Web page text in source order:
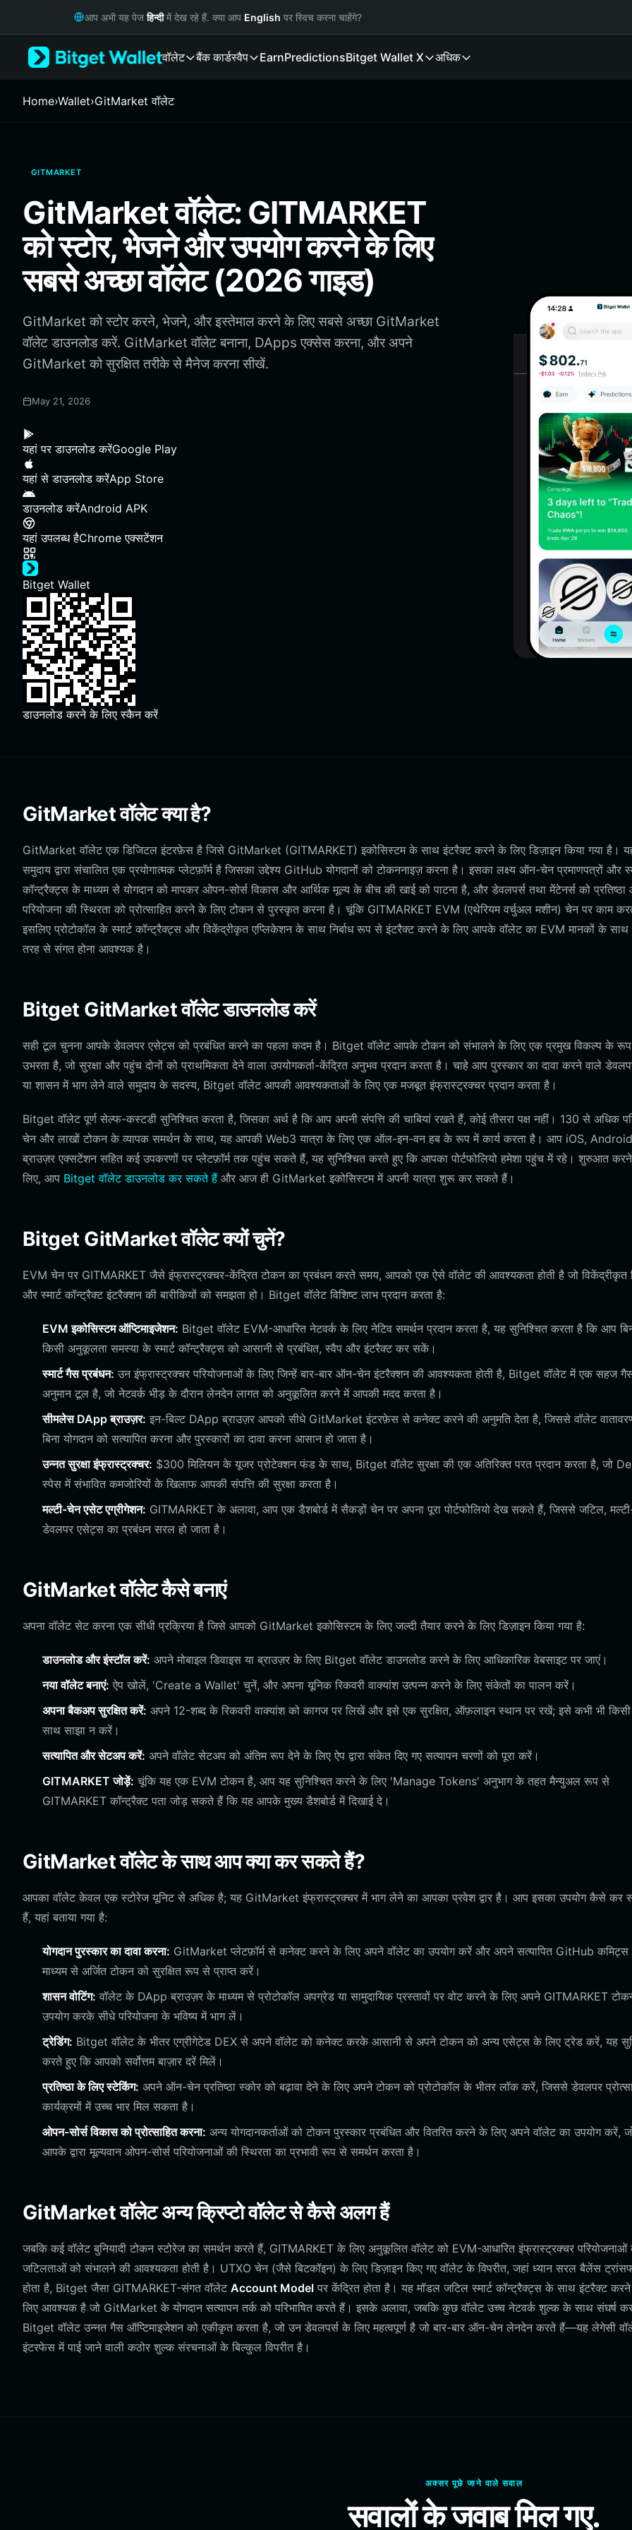
Русский
Italiano
繁體中文
Bahasa Indonesia
ภาษาไทย
Español
Português (Brasil)
Español (Argentina)
आप अभी यह पेजहिन्दीमें देख रहे हैं. क्या आप English पर स्विच करना चाहेंगे?
वॉलेट बैंक कार्डस्वैप EarnPredictionsBitget Wallet X अधिक
Home›Wallet›GitMarket वॉलेट
GITMARKET
GitMarket वॉलेट: GITMARKET
को स्टोर, भेजने और उपयोग करने के लिए
सबसे अच्छा वॉलेट (2026 गाइड)
GitMarket को स्टोर करने, भेजने, और इस्तेमाल करने के लिए सबसे अच्छा GitMarket
वॉलेट डाउनलोड करें. GitMarket वॉलेट बनाना, DApps एक्सेस करना, और अपने
GitMarket को सुरक्षित तरीके से मैनेज करना सीखें.
May 21, 2026
यहां पर डाउनलोड करेंGoogle Play
यहां से डाउनलोड करेंApp Store
डाउनलोड करेंAndroid APK
यहां उपलब्ध हैChrome एक्सटेंशन
Bitget Wallet
डाउनलोड करने के लिए स्कैन करें
GitMarket वॉलेट क्या है?
GitMarket वॉलेट एक डिजिटल इंटरफ़ेस है जिसे GitMarket (GITMARKET) इकोसिस्टम के साथ इंटरैक्ट करने के लिए डिज़ाइन किया गया है।
समुदाय द्वारा संचालित एक प्रयोगात्मक प्लेटफ़ॉर्म है जिसका उद्देश्य GitHub योगदानों को टोकननाइज़ करना है। इसका लक्ष्य ऑन-चेन प्रमाणपत्रों और
कॉन्ट्रैक्ट्स के माध्यम से योगदान को मापकर ओपन-सोर्स विकास और आर्थिक मूल्य के बीच की खाई को पाटना है, और डेवलपर्स तथा मेंटेनर्स को
परियोजना की स्थिरता को प्रोत्साहित करने के लिए टोकन से पुरस्कृत करना है। चूंकि GITMARKET EVM (एथेरियम वर्चुअल मशीन) चेन पर काम
इसलिए प्रोटोकॉल के स्मार्ट कॉन्ट्रैक्ट्स और विकेंद्रीकृत एप्लिकेशन के साथ निर्बाध रूप से इंटरैक्ट करने के लिए आपके वॉलेट का EVM मानकों के साथ
तरह से संगत होना आवश्यक है।
Bitget GitMarket वॉलेट डाउनलोड करें
सही टूल चुनना आपके डेवलपर एसेट्स को प्रबंधित करने का पहला कदम है। Bitget वॉलेट आपके टोकन को संभालने के लिए एक प्रमुख विकल्प के
उभरता है, जो सुरक्षा और पहुंच दोनों को प्राथमिकता देने वाला उपयोगकर्ता-केंद्रित अनुभव प्रदान करता है। चाहे आप पुरस्कार का दावा करने वाले
या शासन में भाग लेने वाले समुदाय के सदस्य, Bitget वॉलेट आपकी आवश्यकताओं के लिए एक मजबूत इंफ्रास्ट्रक्चर प्रदान करता है।
Bitget वॉलेट पूर्ण सेल्फ-कस्टडी सुनिश्चित करता है, जिसका अर्थ है कि आप अपनी संपत्ति की चाबियां रखते हैं, कोई तीसरा पक्ष नहीं। 130 से अधिक
चेन और लाखों टोकन के व्यापक समर्थन के साथ, यह आपकी Web3 यात्रा के लिए एक ऑल-इन-वन हब के रूप में कार्य करता है। आप iOS,
ब्राउज़र एक्सटेंशन सहित कई उपकरणों पर प्लेटफ़ॉर्म तक पहुंच सकते हैं, यह सुनिश्चित करते हुए कि आपका पोर्टफोलियो हमेशा पहुंच में रहे। शुरुआत
लिए, आप Bitget वॉलेट डाउनलोड कर सकते हैंऔर आज ही GitMarket इकोसिस्टम में अपनी यात्रा शुरू कर सकते हैं।
Bitget GitMarket वॉलेट क्यों चुनें?
EVM चेन पर GITMARKET जैसे इंफ्रास्ट्रक्चर-केंद्रित टोकन का प्रबंधन करते समय, आपको एक ऐसे वॉलेट की आवश्यकता होती है जो विकेंद्रीकृत
और स्मार्ट कॉन्ट्रैक्ट इंटरैक्शन की बारीकियों को समझता हो। Bitget वॉलेट विशिष्ट लाभ प्रदान करता है:
EVM इकोसिस्टम ऑप्टिमाइजेशन: Bitget वॉलेट EVM-आधारित नेटवर्क के लिए नेटिव समर्थन प्रदान करता है, यह सुनिश्चित करता है कि आप
किसी अनुकूलता समस्या के स्मार्ट कॉन्ट्रैक्ट्स को आसानी से प्रबंधित, स्वैप और इंटरैक्ट कर सकें।
स्मार्ट गैस प्रबंधन: उन इंफ्रास्ट्रक्चर परियोजनाओं के लिए जिन्हें बार-बार ऑन-चेन इंटरैक्शन की आवश्यकता होती है, Bitget वॉलेट में एक सहज
अनुमान टूल है, जो नेटवर्क भीड़ के दौरान लेनदेन लागत को अनुकूलित करने में आपकी मदद करता है।
सीमलेस DApp ब्राउज़र: इन-बिल्ट DApp ब्राउज़र आपको सीधे GitMarket इंटरफ़ेस से कनेक्ट करने की अनुमति देता है, जिससे वॉलेट
बिना योगदान को सत्यापित करना और पुरस्कारों का दावा करना आसान हो जाता है।
उन्नत सुरक्षा इंफ्रास्ट्रक्चर: $300 मिलियन के यूजर प्रोटेक्शन फंड के साथ, Bitget वॉलेट सुरक्षा की एक अतिरिक्त परत प्रदान करता है, जो
स्पेस में संभावित कमजोरियों के खिलाफ आपकी संपत्ति की सुरक्षा करता है।
मल्टी-चेन एसेट एग्रीगेशन: GITMARKET के अलावा, आप एक डैशबोर्ड में सैकड़ों चेन पर अपना पूरा पोर्टफोलियो देख सकते हैं, जिससे जटिल,
डेवलपर एसेट्स का प्रबंधन सरल हो जाता है।
GitMarket वॉलेट कैसे बनाएं
अपना वॉलेट सेट करना एक सीधी प्रक्रिया है जिसे आपको GitMarket इकोसिस्टम के लिए जल्दी तैयार करने के लिए डिज़ाइन किया गया है:
डाउनलोड और इंस्टॉल करें: अपने मोबाइल डिवाइस या ब्राउज़र के लिए Bitget वॉलेट डाउनलोड करने के लिए आधिकारिक वेबसाइट पर जाएं।
नया वॉलेट बनाएं: ऐप खोलें, 'Create a Wallet' चुनें, और अपना यूनिक रिकवरी वाक्यांश उत्पन्न करने के लिए संकेतों का पालन करें।
अपना बैकअप सुरक्षित करें: अपने 12-शब्द के रिकवरी वाक्यांश को कागज पर लिखें और इसे एक सुरक्षित, ऑफ़लाइन स्थान पर रखें; इसे कभी भी
साथ साझा न करें।
सत्यापित और सेटअप करें: अपने वॉलेट सेटअप को अंतिम रूप देने के लिए ऐप द्वारा संकेत दिए गए सत्यापन चरणों को पूरा करें।
GITMARKET जोड़ें: चूंकि यह एक EVM टोकन है, आप यह सुनिश्चित करने के लिए 'Manage Tokens' अनुभाग के तहत मैन्युअल रूप से
GITMARKET कॉन्ट्रैक्ट पता जोड़ सकते हैं कि यह आपके मुख्य डैशबोर्ड में दिखाई दे।
GitMarket वॉलेट के साथ आप क्या कर सकते हैं?
आपका वॉलेट केवल एक स्टोरेज यूनिट से अधिक है; यह GitMarket इंफ्रास्ट्रक्चर में भाग लेने का आपका प्रवेश द्वार है। आप इसका उपयोग कैसे कर
हैं, यहां बताया गया है:
योगदान पुरस्कार का दावा करना: GitMarket प्लेटफ़ॉर्म से कनेक्ट करने के लिए अपने वॉलेट का उपयोग करें और अपने सत्यापित GitHub
माध्यम से अर्जित टोकन को सुरक्षित रूप से प्राप्त करें।
शासन वोटिंग: वॉलेट के DApp ब्राउज़र के माध्यम से प्रोटोकॉल अपग्रेड या सामुदायिक प्रस्तावों पर वोट करने के लिए अपने GITMARKET
उपयोग करके सीधे परियोजना के भविष्य में भाग लें।
ट्रेडिंग: Bitget वॉलेट के भीतर एग्रीगेटेड DEX से अपने वॉलेट को कनेक्ट करके आसानी से अपने टोकन को अन्य एसेट्स के लिए ट्रेड करें, यह
करते हुए कि आपको सर्वोत्तम बाज़ार दरें मिलें।
प्रतिष्ठा के लिए स्टेकिंग: अपने ऑन-चेन प्रतिष्ठा स्कोर को बढ़ावा देने के लिए अपने टोकन को प्रोटोकॉल के भीतर लॉक करें, जिससे डेवलपर
कार्यक्रमों में उच्च भार मिल सकता है।
ओपन-सोर्स विकास को प्रोत्साहित करना: अन्य योगदानकर्ताओं को टोकन पुरस्कार प्रबंधित और वितरित करने के लिए अपने वॉलेट का उपयोग करें,
आपके द्वारा मूल्यवान ओपन-सोर्स परियोजनाओं की स्थिरता का प्रभावी रूप से समर्थन करता है।
GitMarket वॉलेट अन्य क्रिप्टो वॉलेट से कैसे अलग हैं
जबकि कई वॉलेट बुनियादी टोकन स्टोरेज का समर्थन करते हैं, GITMARKET के लिए अनुकूलित वॉलेट को EVM-आधारित इंफ्रास्ट्रक्चर परियोजनाओं
जटिलताओं को संभालने की आवश्यकता होती है। UTXO चेन (जैसे बिटकॉइन) के लिए डिज़ाइन किए गए वॉलेट के विपरीत, जहां ध्यान सरल बैलेंस
होता है, Bitget जैसा GITMARKET-संगत वॉलेट Account Model पर केंद्रित होता है। यह मॉडल जटिल स्मार्ट कॉन्ट्रैक्ट्स के साथ इंटरैक्ट
लिए आवश्यक है जो GitMarket के योगदान सत्यापन तर्क को परिभाषित करते हैं। इसके अलावा, जबकि कुछ वॉलेट उच्च नेटवर्क शुल्क के साथ संघर्ष
Bitget वॉलेट उन्नत गैस ऑप्टिमाइजेशन को एकीकृत करता है, जो उन डेवलपर्स के लिए महत्वपूर्ण है जो बार-बार ऑन-चेन लेनदेन करते हैं—यह लेगेसी
इंटरफेस में पाई जाने वाली कठोर शुल्क संरचनाओं के बिल्कुल विपरीत है।
अक्सर पूछे जाने वाले सवाल
सवालों के जवाब मिल गए.